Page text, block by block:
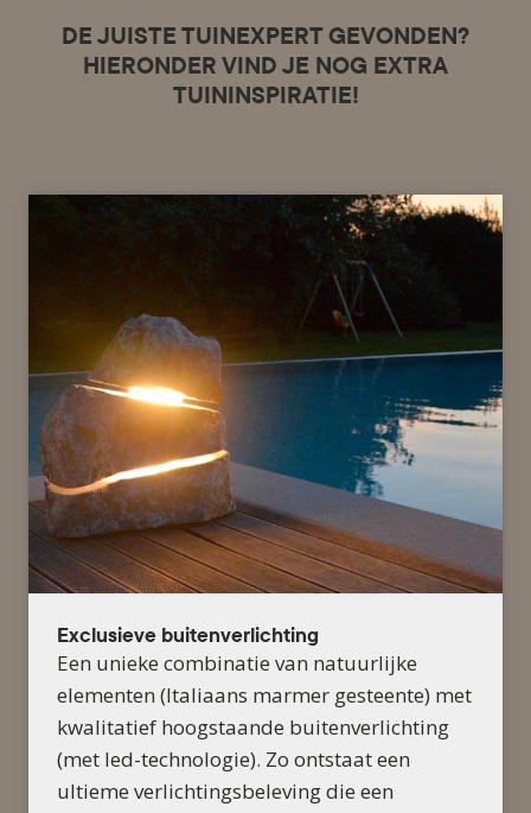
DE JUISTE TUINEXPERT GEVONDEN?
HIERONDER VIND JE NOG EXTRA
TUININSPIRATIE!
Exclusieve buitenverlichting
Een unieke combinatie van natuurlijke
elementen (Italiaans marmer gesteente) met
kwalitatief hoogstaande buitenverlichting
(met led-technologie). Zo ontstaat een
ultieme verlichtingsbeleving die een